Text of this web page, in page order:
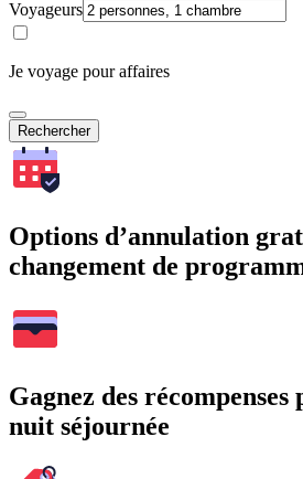
Voyageurs
Je voyage pour affaires
Rechercher
Options d’annulation
changement de
Gagnez des récompenses
nuit séjournée